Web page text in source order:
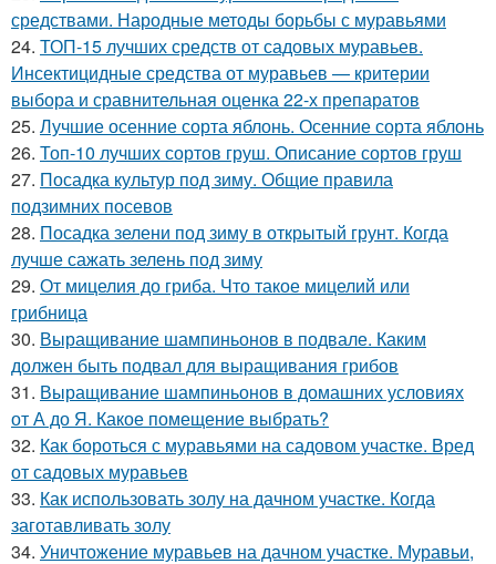
средствами. Народные методы борьбы с муравьями
24. ТОП-15 лучших средств от садовых муравьев.
Инсектицидные средства от муравьев — критерии
выбора и сравнительная оценка 22-х препаратов
25. Лучшие осенние сорта яблонь. Осенние сорта яблонь
26. Топ-10 лучших сортов груш. Описание сортов груш
27. Посадка культур под зиму. Общие правила
подзимних посевов
28. Посадка зелени под зиму в открытый грунт. Когда
лучше сажать зелень под зиму
29. От мицелия до гриба. Что такое мицелий или
грибница
30. Выращивание шампиньонов в подвале. Каким
должен быть подвал для выращивания грибов
31. Выращивание шампиньонов в домашних условиях
от А до Я. Какое помещение выбрать?
32. Как бороться с муравьями на садовом участке. Вред
от садовых муравьев
33. Как использовать золу на дачном участке. Когда
заготавливать золу
34. Уничтожение муравьев на дачном участке. Муравьи,